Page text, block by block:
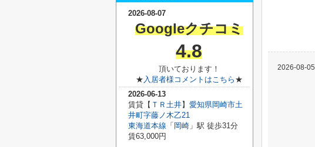
2026-08-05
2026-08-07
Googleクチコミ
4.8
頂いております！
★ 入居者様コメントはこちら ★
2026-06-13
賃貸【 ＴＲ土井】 愛知県岡崎市土
井町字藤ノ木乙21
東海道本線 「 岡崎 」駅 徒歩31分
賃63,000円